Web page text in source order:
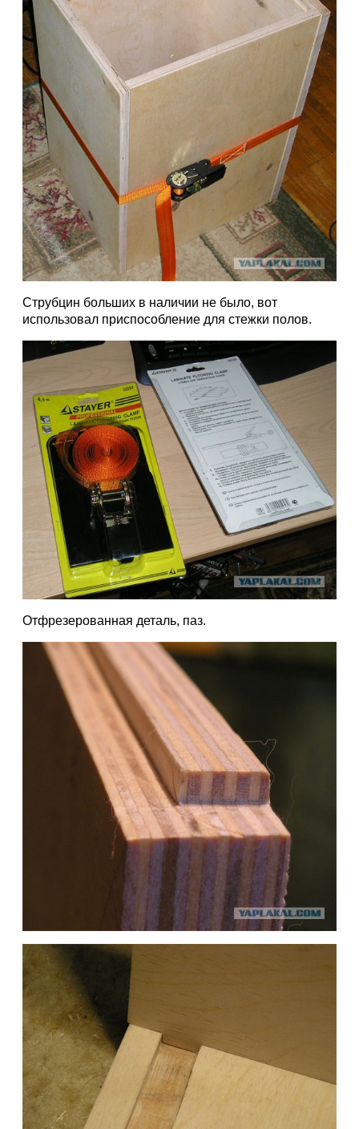
Струбцин больших в наличии не было, вот
использовал приспособление для стежки полов.
Отфрезерованная деталь, паз.